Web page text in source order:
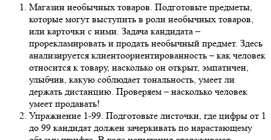
Магазин необычных товаров. Подготовьте предметы,
которые могут выступить в роли необычных товаров,
или карточки с ними. Задача кандидата –
прорекламировать и продать необычный предмет. Здесь
анализируется клиентоориентированность – как человек
относится к товару, насколько он открыт, эмпатичен,
улыбчив, какую соблюдает тональность, умеет ли
держать дистанцию. Проверяем – насколько человек
умеет продавать!
Упражнение 1-99. Подготовьте листочки, где цифры от 1
до 99 кандидат должен зачеркивать по нарастающему